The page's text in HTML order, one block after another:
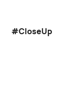
#CloseUp